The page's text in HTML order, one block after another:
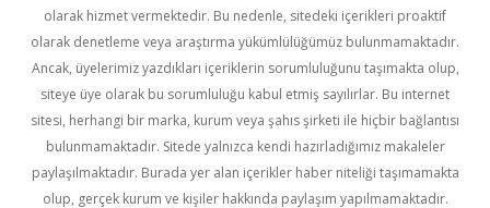
olarak hizmet vermektedir. Bu nedenle, sitedeki içerikleri proaktif
olarak denetleme veya araştırma yükümlülüğümüz bulunmamaktadır.
Ancak, üyelerimiz yazdıkları içeriklerin sorumluluğunu taşımakta olup,
siteye üye olarak bu sorumluluğu kabul etmiş sayılırlar. Bu internet
sitesi, herhangi bir marka, kurum veya şahıs şirketi ile hiçbir bağlantısı
bulunmamaktadır. Sitede yalnızca kendi hazırladığımız makaleler
paylaşılmaktadır. Burada yer alan içerikler haber niteliği taşımamakta
olup, gerçek kurum ve kişiler hakkında paylaşım yapılmamaktadır.